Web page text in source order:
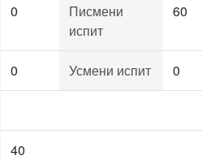
0
Писмени
испит
60
0 Усмени испит 0
40